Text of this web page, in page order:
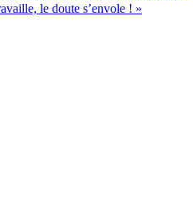
le doute s’envole ! »